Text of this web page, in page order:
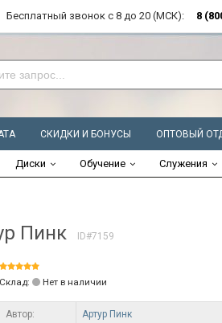
Бесплатный звонок с 8 до 20 (МСК): 8
СКИДКИ И БОНУСЫ ОПТОВЫЙ
Диски Обучение Служения
Пинк ID#7159
Склад: Нет в наличии
Автор: Артур Пинк